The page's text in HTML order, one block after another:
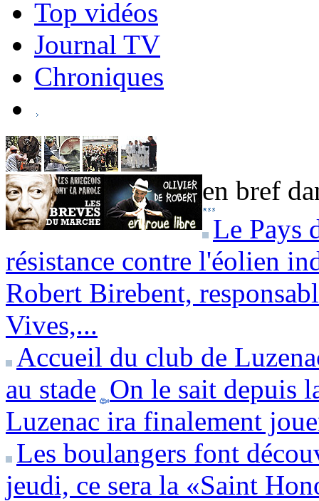
Top vidéos
Journal TV
Chroniques
en bref
Le Pays
résistance contre l'éolien
Robert Birebent,
Vives,...
Accueil du club de
au stade On le sait depuis
Luzenac ira finalement
Les boulangers font
jeudi, ce sera la «Saint